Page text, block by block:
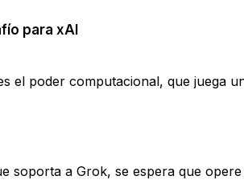
para xAI
el poder computacional, que juega
soporta a Grok, se espera que